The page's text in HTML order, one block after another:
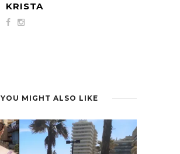
KRISTA
YOU MIGHT ALSO LIKE